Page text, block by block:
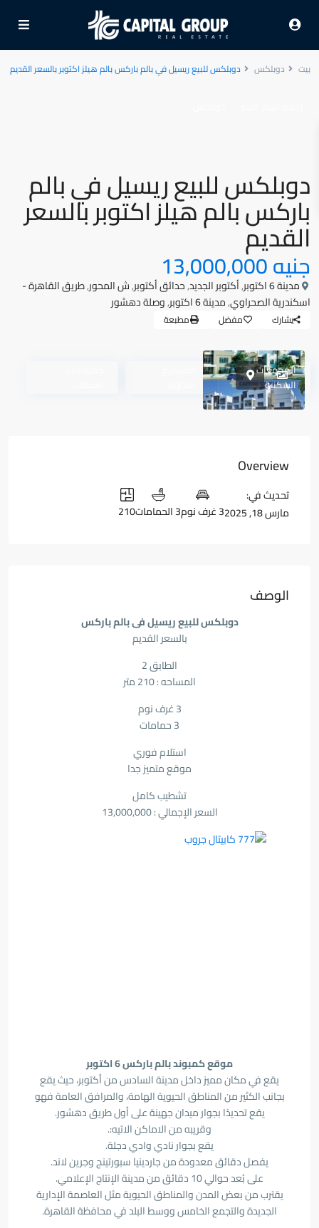
بيت دوبلكس دوبلكس للبيع ريسيل في بالم باركس بالم هيلز اكتوبر بالسعر القديم
دوبلكس للبيع ريسيل في بالم
باركس بالم هيلز اكتوبر بالسعر
القديم
جنيه 13,000,000
مدينة 6 اكتوبر ,أكتوبر الجديد,حدائق أكتوبر,ش المحور,طريق القاهرة -
اسكندرية الصحراوي,مدينة 6 اكتوبر ,وصلة دهشور
يشارك مفضل مطبعة
المجمعات
السكنية
Overview
تحديث في:
مارس 18, 2025
3 غرف نوم 3 الحمامات 210
الوصف
دوبلكس للبيع ريسيل فى بالم باركس
بالسعر القديم
الطابق 2
المساحه : 210 متر
3 غرف نوم
3 حمامات
استلام فوري
موقع متميز جدا
تشطيب كامل
السعر الإجمالي : 13,000,000
موقع كمبوند بالم باركس 6 اكتوبر
يقع في مكان مميز داخل مدينة السادس من أكتوبر، حيث يقع
بجانب الكثير من المناطق الحيوية الهامة، والمرافق العامة فهو
يقع تحديدًا بجوار ميدان جهينة على أول طريق دهشور.
وقريبه من الاماكن الاتيه:.
يقع بجوار نادي وادي دجلة.
يفصل دقائق معدودة من جاردينيا سبورتينج وجرين لاند.
على بُعد حوالي 10 دقائق من مدينة الإنتاج الإعلامي.
يقترب من بعض المدن والمناطق الحيوية مثل العاصمة الإدارية
الجديدة والتجمع الخامس ووسط البلد في محافظة القاهرة.